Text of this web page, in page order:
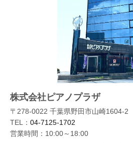
株式会社ピアノプラザ
〒278-0022 千葉県野田市山崎1604-2
TEL： 04-7125-1702
営業時間：10:00～18:00